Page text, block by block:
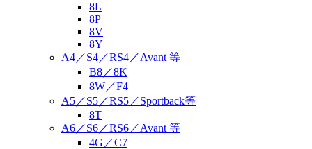
8L
8P
8V
8Y
A4／S4／RS4／Avant 等
B8／8K
8W／F4
A5／S5／RS5／Sportback等
8T
A6／S6／RS6／Avant 等
4G／C7